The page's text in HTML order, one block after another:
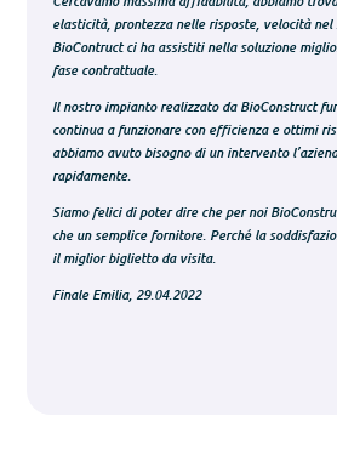
elasticità, prontezza nelle risposte, velocità nel
BioContruct ci ha assistiti nella soluzione
fase contrattuale.
Il nostro impianto realizzato da BioConstruct
continua a funzionare con efficienza e ottimi
abbiamo avuto bisogno di un intervento
rapidamente.
Siamo felici di poter dire che per noi
che un semplice fornitore. Perché la
il miglior biglietto da visita.
Finale Emilia, 29.04.2022